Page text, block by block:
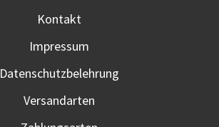
Kontakt
Impressum
Datenschutzbelehrung
Versandarten